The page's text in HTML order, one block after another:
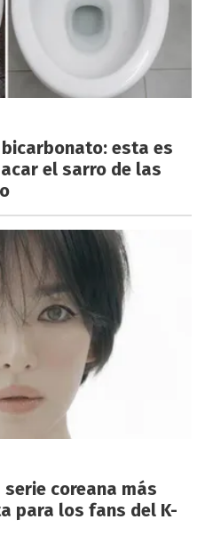
esta es
el sarro de las
coreana más
para los fans del K-